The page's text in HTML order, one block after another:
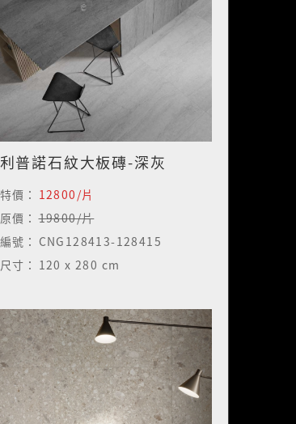
利普諾石紋大板磚-深灰
特價： 12800/片
原價： 19800/片
編號： CNG128413-128415
尺寸： 120 x 280 cm